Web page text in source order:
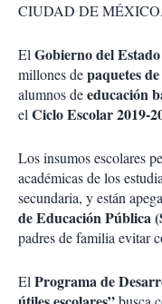
CIUDAD DE MÉXICO.
ElGobierno del
millones depaquetes
alumnos deeducación
elCiclo Escolar 2019-
Los insumos escolares
académicas de los
secundaria, y están
de Educación Pública
padres de familia evitar
ElPrograma de